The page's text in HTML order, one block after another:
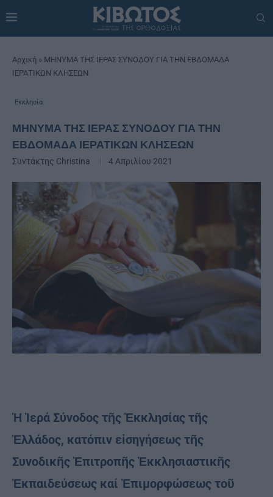
Αρχική » ΜΗΝΥΜΑ ΤΗΣ ΙΕΡΑΣ ΣΥΝΟΔΟΥ ΓΙΑ ΤΗΝ ΕΒΔΟΜΑΔΑ
ΙΕΡΑΤΙΚΩΝ ΚΛΗΣΕΩΝ
Εκκλησία
ΜΗΝΥΜΑ ΤΗΣ ΙΕΡΑΣ ΣΥΝΟΔΟΥ ΓΙΑ ΤΗΝ
ΕΒΔΟΜΑΔΑ ΙΕΡΑΤΙΚΩΝ ΚΛΗΣΕΩΝ
Συντάκτης Christina 4 Απριλίου 2021
Ἡ Ἱερά Σύνοδος τῆς Ἐκκλησίας τῆς
Ἑλλάδος, κατόπιν εἰσηγήσεως τῆς
Συνοδικῆς Ἐπιτροπῆς Ἐκκλησιαστικῆς
Ἐκπαιδεύσεως καί Ἐπιμορφώσεως τοῦ